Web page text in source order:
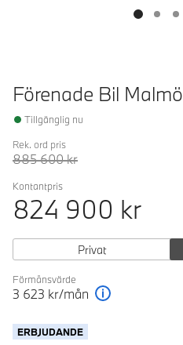
Förenade Bil Malmö
Tillgänglig nu
Rek. ord pris
885 600kr
Kontantpris
824 900 kr
Privat
Förmånsvärde
3 623 kr/mån
ERBJUDANDE